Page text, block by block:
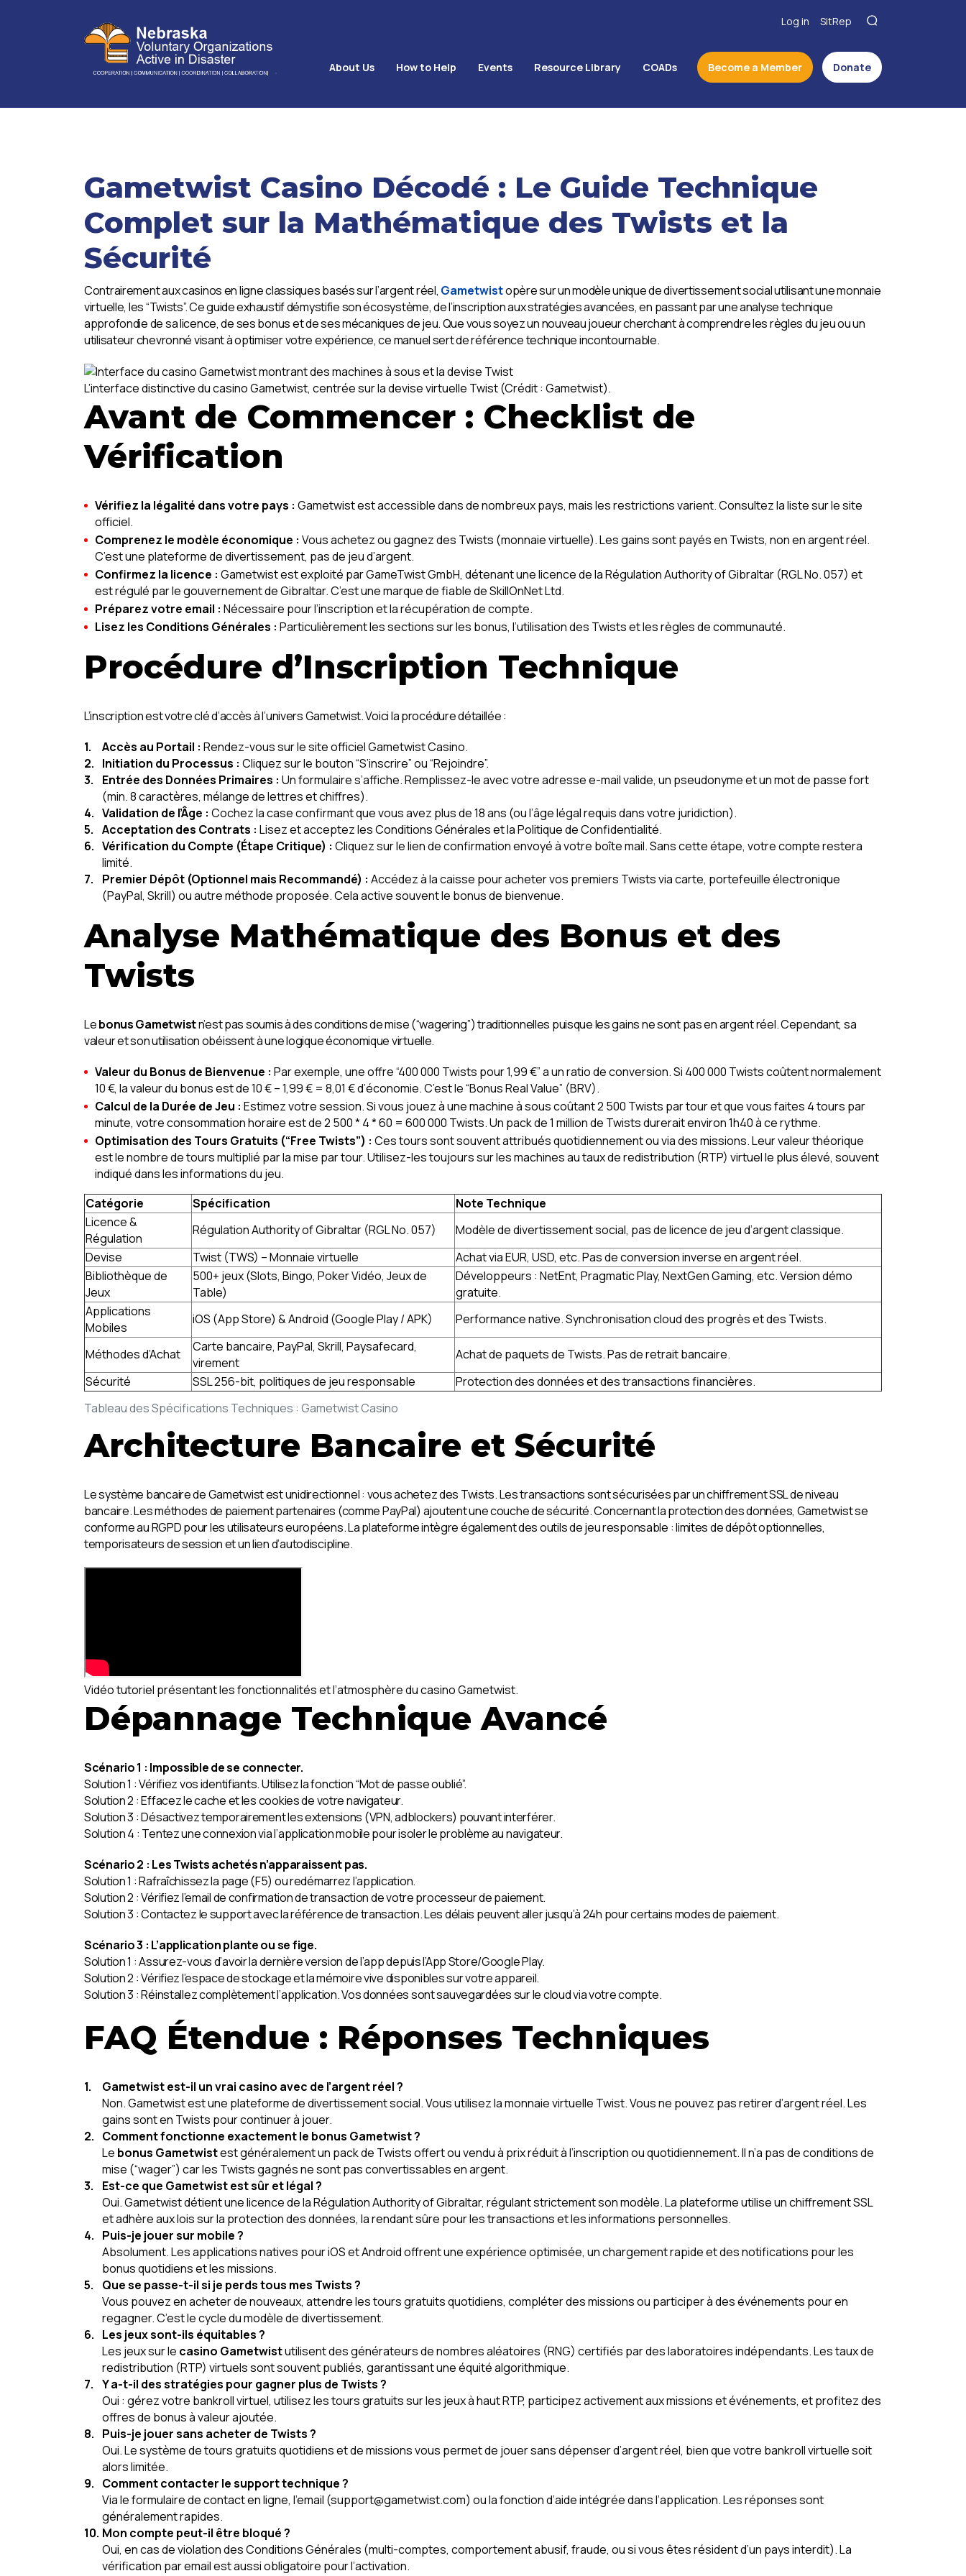
Log in SitRep
About Us How to Help Events Resource Library COADs Become a Member Donate
Gametwist Casino Décodé : Le Guide Technique
Complet sur la Mathématique des Twists et la
Sécurité
Contrairement aux casinos en ligne classiques basés sur l’argent réel, Gametwistopère sur un modèle unique de divertissement social utilisant une monnaie
virtuelle, les “Twists”. Ce guide exhaustif démystifie son écosystème, de l’inscription aux stratégies avancées, en passant par une analyse technique
approfondie de sa licence, de ses bonus et de ses mécaniques de jeu. Que vous soyez un nouveau joueur cherchant à comprendre les règles du jeu ou un
utilisateur chevronné visant à optimiser votre expérience, ce manuel sert de référence technique incontournable.
L’interface distinctive du casino Gametwist, centrée sur la devise virtuelle Twist (Crédit : Gametwist).
Avant de Commencer : Checklist de
Vérification
Vérifiez la légalité dans votre pays : Gametwist est accessible dans de nombreux pays, mais les restrictions varient. Consultez la liste sur le site
officiel.
Comprenez le modèle économique : Vous achetez ou gagnez des Twists (monnaie virtuelle). Les gains sont payés en Twists, non en argent réel.
C’est une plateforme de divertissement, pas de jeu d’argent.
Confirmez la licence : Gametwist est exploité par GameTwist GmbH, détenant une licence de la Régulation Authority of Gibraltar (RGL No. 057) et
est régulé par le gouvernement de Gibraltar. C’est une marque de fiable de SkillOnNet Ltd.
Préparez votre email : Nécessaire pour l’inscription et la récupération de compte.
Lisez les Conditions Générales : Particulièrement les sections sur les bonus, l’utilisation des Twists et les règles de communauté.
Procédure d’Inscription Technique
L’inscription est votre clé d’accès à l’univers Gametwist. Voici la procédure détaillée :
Accès au Portail : Rendez-vous sur le site officiel Gametwist Casino.
Initiation du Processus : Cliquez sur le bouton “S’inscrire” ou “Rejoindre”.
Entrée des Données Primaires : Un formulaire s’affiche. Remplissez-le avec votre adresse e-mail valide, un pseudonyme et un mot de passe fort
(min. 8 caractères, mélange de lettres et chiffres).
Validation de l’Âge : Cochez la case confirmant que vous avez plus de 18 ans (ou l’âge légal requis dans votre juridiction).
Acceptation des Contrats : Lisez et acceptez les Conditions Générales et la Politique de Confidentialité.
Vérification du Compte (Étape Critique) : Cliquez sur le lien de confirmation envoyé à votre boîte mail. Sans cette étape, votre compte restera
limité.
Premier Dépôt (Optionnel mais Recommandé) : Accédez à la caisse pour acheter vos premiers Twists via carte, portefeuille électronique
(PayPal, Skrill) ou autre méthode proposée. Cela active souvent le bonus de bienvenue.
Analyse Mathématique des Bonus et des
Twists
Lebonus Gametwistn’est pas soumis à des conditions de mise (“wagering”) traditionnelles puisque les gains ne sont pas en argent réel. Cependant, sa
valeur et son utilisation obéissent à une logique économique virtuelle.
Valeur du Bonus de Bienvenue : Par exemple, une offre “400 000 Twists pour 1,99 €” a un ratio de conversion. Si 400 000 Twists coûtent normalement
10 €, la valeur du bonus est de 10 € – 1,99 € = 8,01 € d’économie. C’est le “Bonus Real Value” (BRV).
Calcul de la Durée de Jeu : Estimez votre session. Si vous jouez à une machine à sous coûtant 2 500 Twists par tour et que vous faites 4 tours par
minute, votre consommation horaire est de 2 500 * 4 * 60 = 600 000 Twists. Un pack de 1 million de Twists durerait environ 1h40 à ce rythme.
Optimisation des Tours Gratuits (“Free Twists”) : Ces tours sont souvent attribués quotidiennement ou via des missions. Leur valeur théorique
est le nombre de tours multiplié par la mise par tour. Utilisez-les toujours sur les machines au taux de redistribution (RTP) virtuel le plus élevé, souvent
indiqué dans les informations du jeu.
Tableau des Spécifications Techniques : Gametwist Casino
Catégorie Spécification
Note Technique
Licence &
Régulation
Régulation Authority of Gibraltar (RGL No. 057)
Modèle de divertissement social, pas de licence de jeu d’argent classique.
Devise
Twist (TWS) – Monnaie virtuelle
Achat via EUR, USD, etc. Pas de conversion inverse en argent réel.
Bibliothèque de
Jeux
500+ jeux (Slots, Bingo, Poker Vidéo, Jeux de
Table)
Développeurs : NetEnt, Pragmatic Play, NextGen Gaming, etc. Version démo
gratuite.
Applications
Mobiles
iOS (App Store) & Android (Google Play / APK) Performance native. Synchronisation cloud des progrès et des Twists.
Méthodes d’Achat
Carte bancaire, PayPal, Skrill, Paysafecard,
virement
Achat de paquets de Twists. Pas de retrait bancaire.
Sécurité
SSL 256-bit, politiques de jeu responsable Protection des données et des transactions financières.
Architecture Bancaire et Sécurité
Le système bancaire de Gametwist est unidirectionnel : vous achetez des Twists. Les transactions sont sécurisées par un chiffrement SSL de niveau
bancaire. Les méthodes de paiement partenaires (comme PayPal) ajoutent une couche de sécurité. Concernant la protection des données, Gametwist se
conforme au RGPD pour les utilisateurs européens. La plateforme intègre également des outils de jeu responsable : limites de dépôt optionnelles,
temporisateurs de session et un lien d’autodiscipline.
Vidéo tutoriel présentant les fonctionnalités et l’atmosphère du casino Gametwist.
Dépannage Technique Avancé
Scénario 1 : Impossible de se connecter.
Solution 1 : Vérifiez vos identifiants. Utilisez la fonction “Mot de passe oublié”.
Solution 2 : Effacez le cache et les cookies de votre navigateur.
Solution 3 : Désactivez temporairement les extensions (VPN, adblockers) pouvant interférer.
Solution 4 : Tentez une connexion via l’application mobile pour isoler le problème au navigateur.
Scénario 2 : Les Twists achetés n’apparaissent pas.
Solution 1 : Rafraîchissez la page (F5) ou redémarrez l’application.
Solution 2 : Vérifiez l’email de confirmation de transaction de votre processeur de paiement.
Solution 3 : Contactez le support avec la référence de transaction. Les délais peuvent aller jusqu’à 24h pour certains modes de paiement.
Scénario 3 : L’application plante ou se fige.
Solution 1 : Assurez-vous d’avoir la dernière version de l’app depuis l’App Store/Google Play.
Solution 2 : Vérifiez l’espace de stockage et la mémoire vive disponibles sur votre appareil.
Solution 3 : Réinstallez complètement l’application. Vos données sont sauvegardées sur le cloud via votre compte.
FAQ Étendue : Réponses Techniques
Gametwist est-il un vrai casino avec de l’argent réel ?
Non. Gametwist est une plateforme de divertissement social. Vous utilisez la monnaie virtuelle Twist. Vous ne pouvez pas retirer d’argent réel. Les
gains sont en Twists pour continuer à jouer.
Comment fonctionne exactement le bonus Gametwist ?
Le bonus Gametwistest généralement un pack de Twists offert ou vendu à prix réduit à l’inscription ou quotidiennement. Il n’a pas de conditions de
mise (“wager”) car les Twists gagnés ne sont pas convertissables en argent.
Est-ce que Gametwist est sûr et légal ?
Oui. Gametwist détient une licence de la Régulation Authority of Gibraltar, régulant strictement son modèle. La plateforme utilise un chiffrement SSL
et adhère aux lois sur la protection des données, la rendant sûre pour les transactions et les informations personnelles.
Puis-je jouer sur mobile ?
Absolument. Les applications natives pour iOS et Android offrent une expérience optimisée, un chargement rapide et des notifications pour les
bonus quotidiens et les missions.
Que se passe-t-il si je perds tous mes Twists ?
Vous pouvez en acheter de nouveaux, attendre les tours gratuits quotidiens, compléter des missions ou participer à des événements pour en
regagner. C’est le cycle du modèle de divertissement.
Les jeux sont-ils équitables ?
Les jeux sur le casino Gametwistutilisent des générateurs de nombres aléatoires (RNG) certifiés par des laboratoires indépendants. Les taux de
redistribution (RTP) virtuels sont souvent publiés, garantissant une équité algorithmique.
Y a-t-il des stratégies pour gagner plus de Twists ?
Oui : gérez votre bankroll virtuel, utilisez les tours gratuits sur les jeux à haut RTP, participez activement aux missions et événements, et profitez des
offres de bonus à valeur ajoutée.
Puis-je jouer sans acheter de Twists ?
Oui. Le système de tours gratuits quotidiens et de missions vous permet de jouer sans dépenser d’argent réel, bien que votre bankroll virtuelle soit
alors limitée.
Comment contacter le support technique ?
Via le formulaire de contact en ligne, l’email (support@gametwist.com) ou la fonction d’aide intégrée dans l’application. Les réponses sont
généralement rapides.
Mon compte peut-il être bloqué ?
Oui, en cas de violation des Conditions Générales (multi-comptes, comportement abusif, fraude, ou si vous êtes résident d’un pays interdit). La
vérification par email est aussi obligatoire pour l’activation.